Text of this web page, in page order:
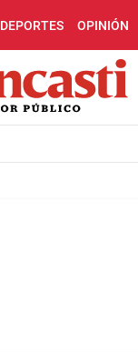
DEPORTES OPINIÓN